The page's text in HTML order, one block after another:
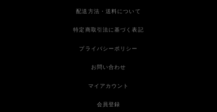
配送方法・送料について
特定商取引法に基づく表記
プライバシーポリシー
お問い合わせ
マイアカウント
会員登録